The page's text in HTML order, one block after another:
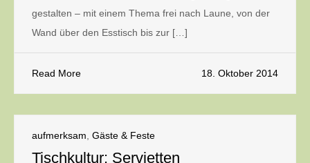
gestalten – mit einem Thema frei nach Laune, von der
Wand über den Esstisch bis zur […]
Read More 18. Oktober 2014
aufmerksam Gäste & Feste
Tischkultur: Servietten